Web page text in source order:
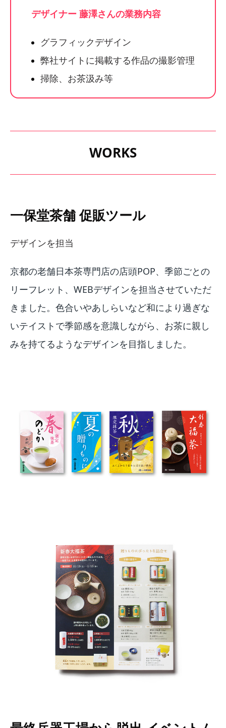
デザイナー 藤澤さんの業務内容
グラフィックデザイン
弊社サイトに掲載する作品の撮影管理
掃除、お茶汲み等
WORKS
一保堂茶舗 促販ツール
デザインを担当
京都の老舗日本茶専門店の店頭POP、季節ごとの
リーフレット、WEBデザインを担当させていただ
きました。色合いやあしらいなど和により過ぎな
いテイストで季節感を意識しながら、お茶に親し
みを持てるようなデザインを目指しました。